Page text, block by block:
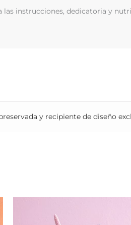
instrucciones, dedicatoria y
y recipiente de diseño